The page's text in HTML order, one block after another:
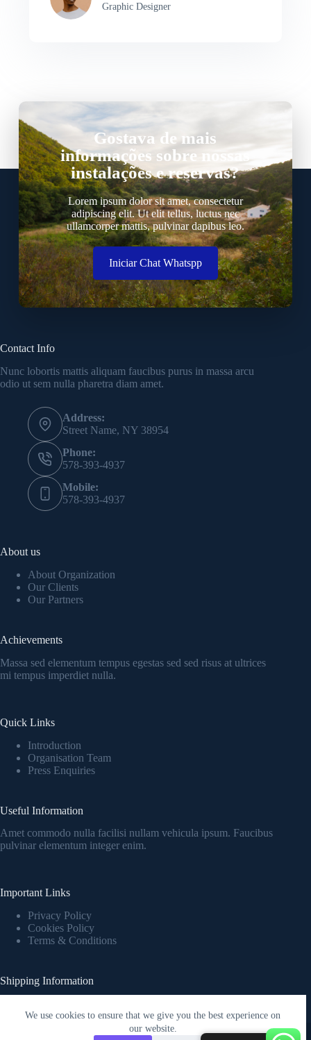
We use cookies to ensure that we give you the best experience on
our website.
Graphic Designer
Gostava de mais
informações sobre nossas
instalações e reservas?
Lorem ipsum dolor sit amet, consectetur
adipiscing elit. Ut elit tellus, luctus nec
ullamcorper mattis, pulvinar dapibus leo.
Iniciar Chat Whatspp
Contact Info
Nunc lobortis mattis aliquam faucibus purus in massa arcu
odio ut sem nulla pharetra diam amet.
Address:
Street Name, NY 38954
Phone:
578-393-4937
Mobile:
578-393-4937
About us
About Organization
Our Clients
Our Partners
Achievements
Massa sed elementum tempus egestas sed sed risus at ultrices
mi tempus imperdiet nulla.
Quick Links
Introduction
Organisation Team
Press Enquiries
Useful Information
Amet commodo nulla facilisi nullam vehicula ipsum. Faucibus
pulvinar elementum integer enim.
Important Links
Privacy Policy
Cookies Policy
Terms & Conditions
Shipping Information
pellentesque elit eget.
Copyright © 2026 - WordPress Theme by
Creative Themes